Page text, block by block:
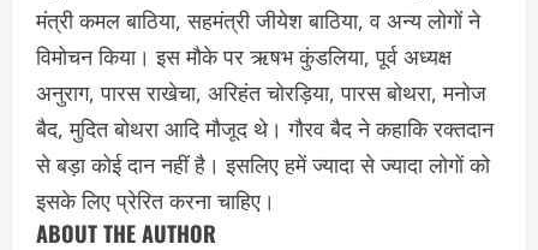
मंत्री कमल बाठिया, सहमंत्री जीयेश बाठिया, व अन्य लोगों ने
विमोचन किया। इस मौके पर ऋषभ कुंडलिया, पूर्व अध्यक्ष
अनुराग, पारस राखेचा, अरिहंत चोरड़िया, पारस बोथरा, मनोज
बैद, मुदित बोथरा आदि मौजूद थे। गौरव बैद ने कहाकि रक्तदान
से बड़ा कोई दान नहीं है। इसलिए हमें ज्यादा से ज्यादा लोगों को
इसके लिए प्रेरित करना चाहिए।
ABOUT THE AUTHOR